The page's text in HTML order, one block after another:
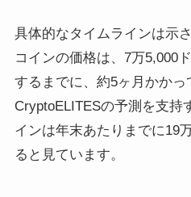
具体的なタイムラインは示
コインの価格は、7万5,000
するまでに、約5ヶ月かかっ
CryptoELITESの予測を支持
インは年末あたりまでに19
ると見ています。